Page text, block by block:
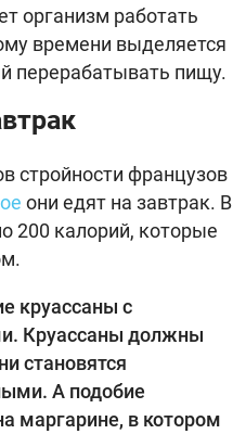
организм работать
времени выделяется
перерабатывать пищу.
стройности французов
они едят на завтрак. В
200 калорий, которые
круассаны с
Круассаны должны
становятся
А подобие
маргарине, в котором